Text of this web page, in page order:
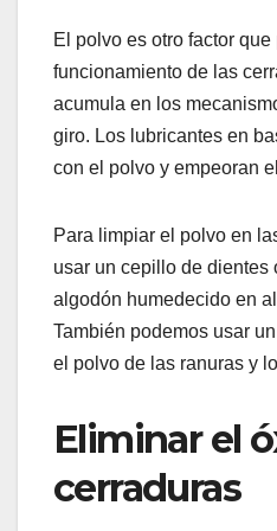
El polvo es otro factor que
funcionamiento de las
acumula en los
giro. Los lubricantes en
con el polvo y empeoran
Para limpiar el polvo en
usar un cepillo de dientes
algodón humedecido en
También podemos usar
el polvo de las ranuras y
Eliminar el
cerraduras